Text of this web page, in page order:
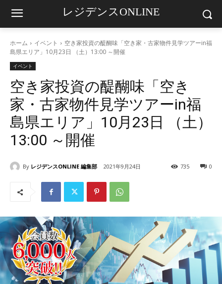
レジデンスONLINE
ホーム イベント
空き家投資の醍醐味「空き家・古家物件見学ツアーin福
島県エリア」10月23日 （土）13:00 ～開催
イベント
空き家投資の醍醐味「空き
家・古家物件見学ツアーin福
島県エリア」10月23日 （土）
13:00 ～開催
By レジデンスONLINE 編集部 2021年9月24日 0
735